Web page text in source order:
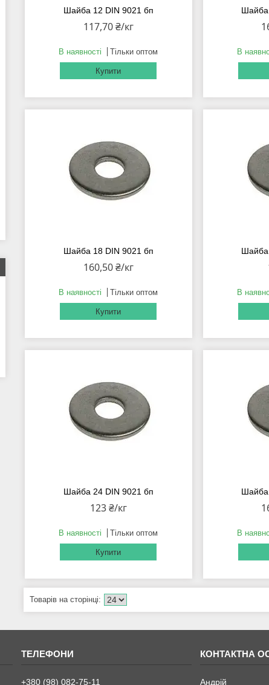
Шайба 12 DIN 9021 бп
117,70 ₴/кг
В наявності Тільки оптом
Купити
Шайба
В
Шайба 18 DIN 9021 бп
160,50 ₴/кг
В наявності Тільки оптом
Купити
Шайба
В
Шайба 24 DIN 9021 бп
123 ₴/кг
В наявності Тільки оптом
Купити
Шайба
В
+380 (98) 082-75-11 Андрій